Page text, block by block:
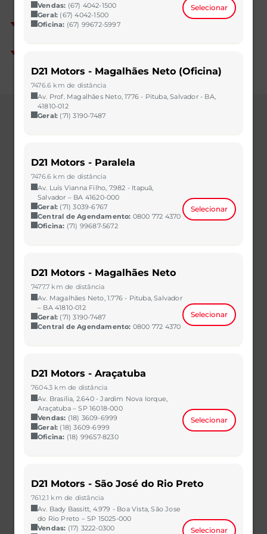
TIGGO 5X SPORT
TIGGO 5X PRO
TIGGO 7 SPORT
TIGGO 7 PRO PHEV
TIGGO 8 PRO
TIGGO 8 PRO PHEV
Venda Direta
Consórcio
Test Drive
Pós-Vendas
Serviços
Seguros
Garantia
Vendas: (67) 4042-1500
Geral: (67) 4042-1500
Oficina: (67) 99672-5997
Selecionar
D21 Motors - Magalhães Neto (Oficina)
7476.6 km de distância
Av. Prof. Magalhães Neto, 1776 - Pituba, Salvador - BA,
41810-012
Geral: (71) 3190-7487
D21 Motors - Paralela
7476.6 km de distância
Av. Luís Vianna Filho, 7.982 - Itapuã,
Salvador – BA 41620-000
Geral: (71) 3039-6767
Central de Agendamento: 0800 772 4370
Oficina: (71) 99687-5672
Selecionar
D21 Motors - Magalhães Neto
7477.7 km de distância
Av. Magalhães Neto, 1.776 - Pituba, Salvador
– BA 41810-012
Geral: (71) 3190-7487
Central de Agendamento: 0800 772 4370
Selecionar
D21 Motors - Araçatuba
7604.3 km de distância
Av. Brasília, 2.640 - Jardim Nova Iorque,
Araçatuba – SP 16018-000
Vendas: (18) 3609-6999
Geral: (18) 3609-6999
Oficina: (18) 99657-8230
Selecionar
D21 Motors - São José do Rio Preto
7612.1 km de distância
Av. Bady Bassitt, 4.979 - Boa Vista, São Jose
do Rio Preto – SP 15025-000
Vendas: (17) 3222-0300
Selecionar